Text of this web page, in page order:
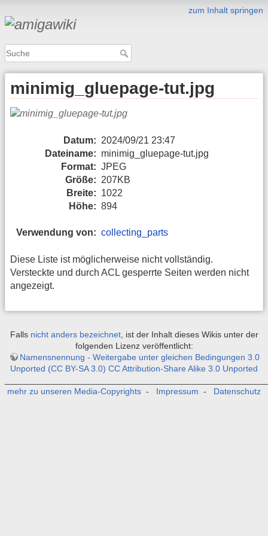
zum Inhalt springen
minimig_gluepage-tut.jpg
Datum: 2024/09/21 23:47
Dateiname: minimig_gluepage-tut.jpg
Format: JPEG
Größe: 207KB
Breite: 1022
Höhe: 894
Verwendung von: collecting_parts
Diese Liste ist möglicherweise nicht vollständig.
Versteckte und durch ACL gesperrte Seiten werden nicht
angezeigt.
Falls nicht anders bezeichnet, ist der Inhalt dieses Wikis unter der
folgenden Lizenz veröffentlicht:
Namensnennung - Weitergabe unter gleichen Bedingungen 3.0
Unported (CC BY-SA 3.0) CC Attribution-Share Alike 3.0 Unported
mehr zu unseren Media-Copyrights - Impressum - Datenschutz